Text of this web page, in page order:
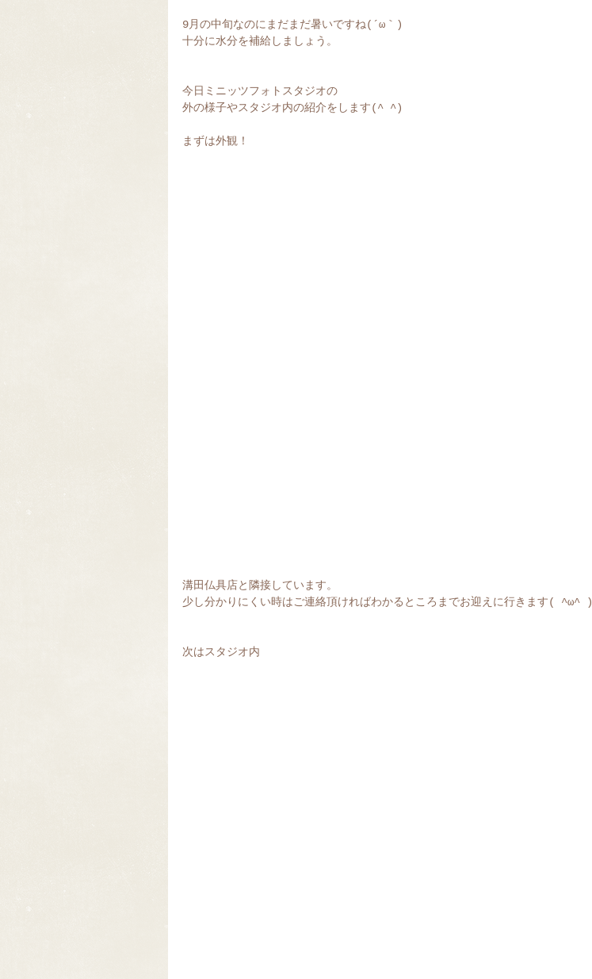
9月の中旬なのにまだまだ暑いですね(´ω｀)
十分に水分を補給しましょう。
今日ミニッツフォトスタジオの
外の様子やスタジオ内の紹介をします(^ ^)
まずは外観！
溝田仏具店と隣接しています。
少し分かりにくい時はご連絡頂ければわかるところまでお迎えに行きます( ^ω^ )
次はスタジオ内